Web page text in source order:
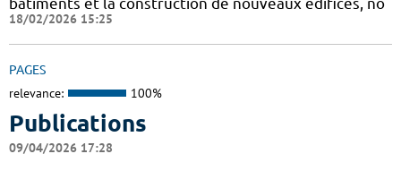
18/02/2026 15:25
PAGES
relevance: 100%
Publications
09/04/2026 17:28